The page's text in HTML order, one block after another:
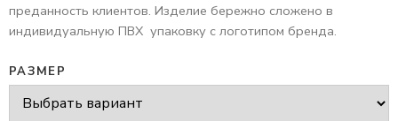
преданность клиентов. Изделие бережно сложено в
индивидуальную ПВХ упаковку с логотипом бренда.
РАЗМЕР